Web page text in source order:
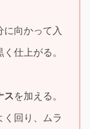
向かって入
仕上がる。
スを加える。
回り、ムラ